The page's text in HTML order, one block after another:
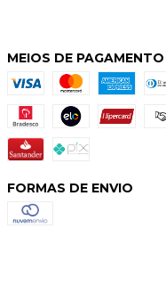
MEIOS DE PAGAMENTO
FORMAS DE ENVIO